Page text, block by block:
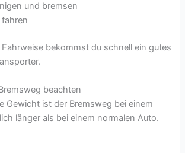
und bremsen
bekommst du schnell ein gutes
beachten
Gewicht ist der Bremsweg bei einem
länger als bei einem normalen Auto.